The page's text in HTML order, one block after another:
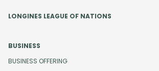
LONGINES LEAGUE OF NATIONS
BUSINESS
BUSINESS OFFERING